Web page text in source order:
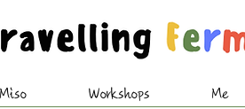
Miso Workshops Me